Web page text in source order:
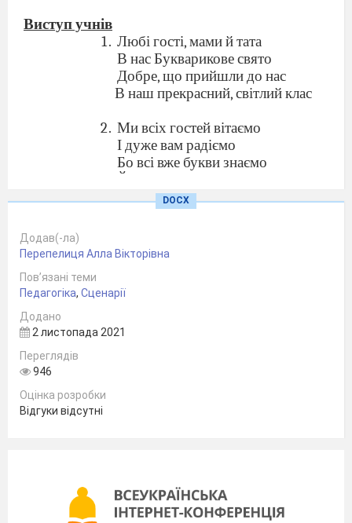
Виступ учнів
Любі гості, мами й тата
В нас Букварикове свято
Добре, що прийшли до нас
В наш прекрасний, світлий клас
Ми всіх гостей вітаємо
І дуже вам радіємо
Бо всі вже букви знаємо
Букви старанно вивчали,
І сторіночку останню
Ми тепер вже не малі
Вчились ми сумлінно
ПІСНЯ «Першокласника»
DOCX
Додав(-ла)
Перепелиця Алла Вікторівна
Пов’язані теми
Педагогіка, Сценарії
Додано
2 листопада 2021
Переглядів
946
Оцінка розробки
Відгуки відсутні